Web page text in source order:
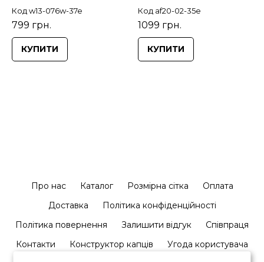
Код w13-076w-37e
799 грн.
КУПИТИ
Код af20-02-35e
1099 грн.
КУПИТИ
Про нас Каталог Розмірна сітка
Оплата
Доставка
Політика конфіденційності
Політика повернення
Залишити відгук
Співпраця
Контакти
Конструктор капців Угода користувача